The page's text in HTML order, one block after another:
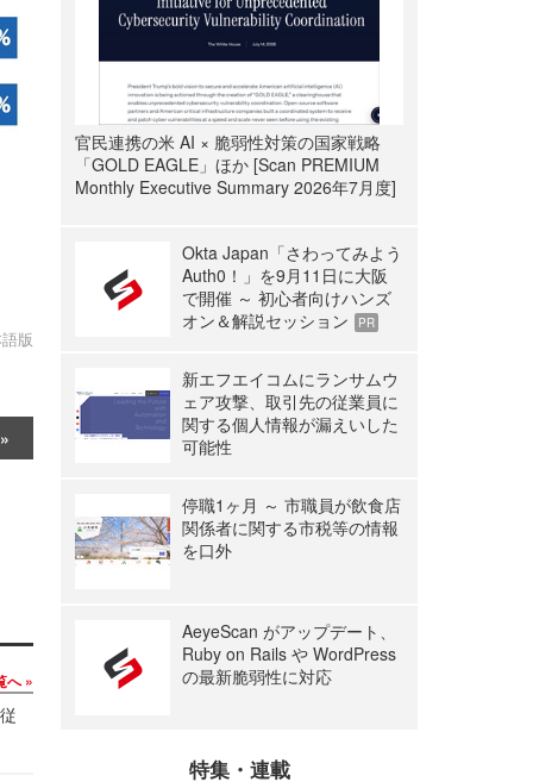
版
へ
官民連携の米 AI × 脆弱性対策の国家戦略
「GOLD EAGLE」ほか [Scan PREMIUM
Monthly Executive Summary 2026年7月度]
Okta Japan「さわってみよう
Auth0！」を9月11日に大阪
で開催 ～ 初心者向けハンズ
オン＆解説セッション
PR
新エフエイコムにランサムウ
ェア攻撃、取引先の従業員に
関する個人情報が漏えいした
可能性
停職1ヶ月 ～ 市職員が飲食店
関係者に関する市税等の情報
を口外
AeyeScan がアップデート、
Ruby on Rails や WordPress
の最新脆弱性に対応
特集・連載